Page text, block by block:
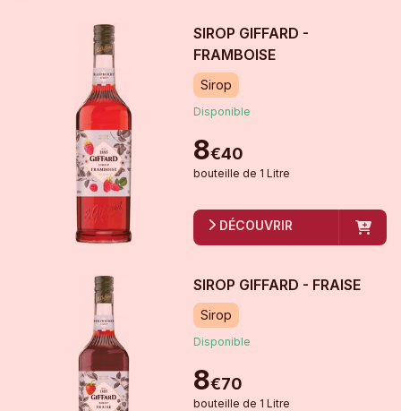
SIROP GIFFARD -
FRAMBOISE
Sirop
Disponible
8€40
bouteille de 1 Litre
DÉCOUVRIR
SIROP GIFFARD - FRAISE
Sirop
Disponible
8€70
bouteille de 1 Litre